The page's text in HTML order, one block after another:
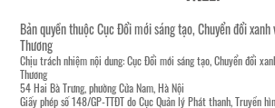
Bản quyền thuộc Cục Đổi mới sáng tạo, Chuyển đổi xanh
Thương
Chịu trách nhiệm nội dung: Cục Đổi mới sáng tạo, Chuyển đổi
Thương
54 Hai Bà Trưng, phường Cửa Nam, Hà Nội
Giấy phép số 148/GP-TTĐT do Cục Quản lý Phát thanh, Truyền